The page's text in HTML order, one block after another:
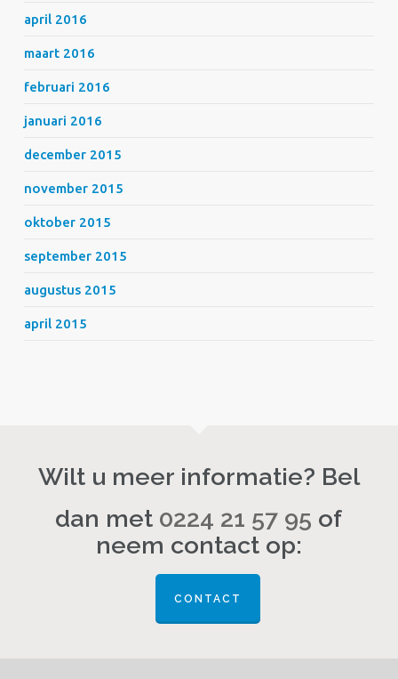
april 2016
maart 2016
februari 2016
januari 2016
december 2015
november 2015
oktober 2015
september 2015
augustus 2015
april 2015
Wilt u meer informatie? Bel
dan met 0224 21 57 95 of
neem contact op:
CONTACT